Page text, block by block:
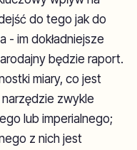
do tego jak do
- im dokładniejsze
będzie raport.
miary, co jest
narzędzie zwykle
lub imperialnego;
z nich jest